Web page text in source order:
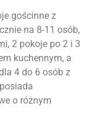
gościnne z
na 8-11 osób,
2 pokoje po 2 i 3
kuchennym, a
4 do 6 osób z
o różnym